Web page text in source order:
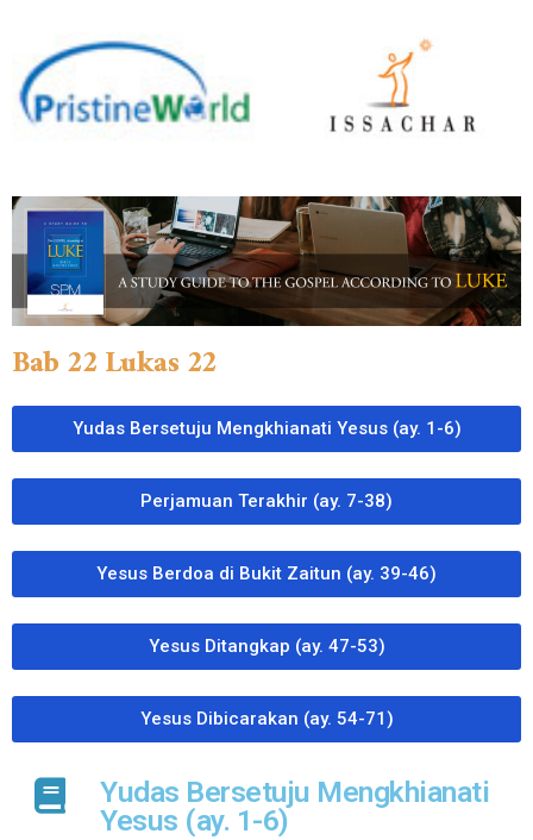
Bab 22 Lukas 22
Yudas Bersetuju Mengkhianati Yesus (ay. 1-6)
Perjamuan Terakhir (ay. 7-38)
Yesus Berdoa di Bukit Zaitun (ay. 39-46)​
Yesus Ditangkap (ay. 47-53)
Yesus Dibicarakan (ay. 54-71)
Yudas Bersetuju Mengkhianati
Yesus (ay. 1-6)